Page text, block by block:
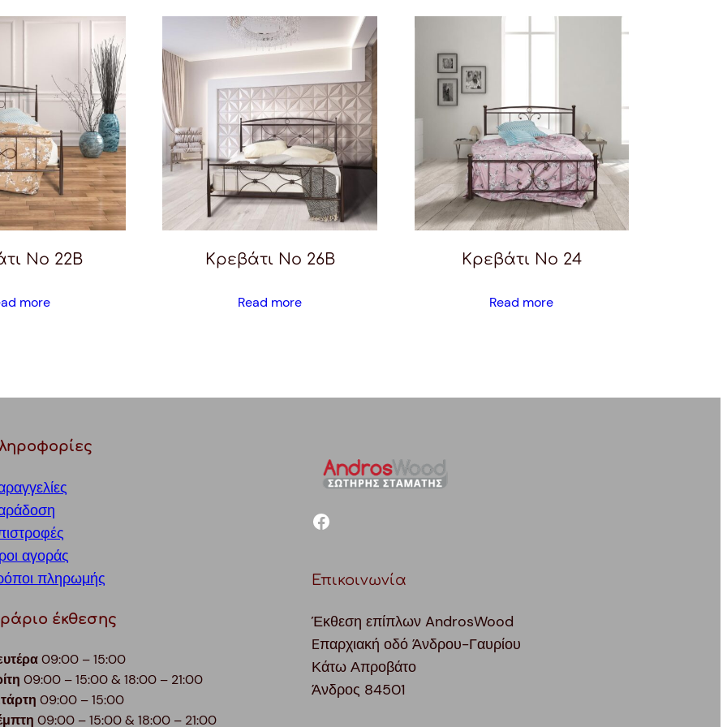
Νο 22Β
more
Κρεβάτι Νο 26Β
Read more
Κρεβάτι Νο 24
Read more
αγοράς
πληρωμής
έκθεσης
09:00 – 15:00
09:00 – 15:00 & 18:00 – 21:00
09:00 – 15:00
09:00 – 15:00 & 18:00 – 21:00
facebook
Επικοινωνία
Έκθεση επίπλων AndrosWood
Eπαρχιακή οδό Άνδρου-Γαυρίου
Κάτω Απροβάτο
Άνδρος 84501